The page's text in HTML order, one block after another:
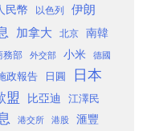
民幣 以色列 伊朗
加拿大 北京
南韓
務部 外交部 小米 德國
政報告 日圓 日本
盟 比亞迪 江澤民
港交所 港股 滙豐